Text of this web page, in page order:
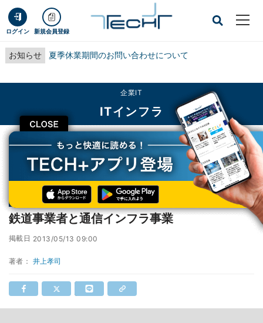
ログイン 新規会員登録
お知らせ 夏季休業期間のお問い合わせについて
CLOSE
企業IT
ITインフラ
TECH+ 企業IT ITインフラ 鉄道事業者と通信インフラ事業
連載
鉄道とIT
鉄道事業者と通信インフラ事業
掲載日 2013/05/13 09:00
著者： 井上孝司